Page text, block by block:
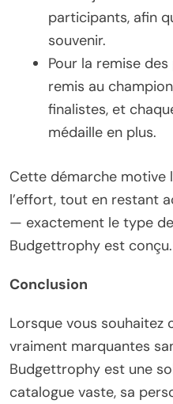
participants, afin
souvenir.
Pour la remise
remis au
finalistes, et
médaille en plus.
Cette démarche motive
l’effort, tout en restant
— exactement le type
Budgettrophy est conçu.
Conclusion
Lorsque vous souhaitez
vraiment marquantes
Budgettrophy est une
catalogue vaste, sa